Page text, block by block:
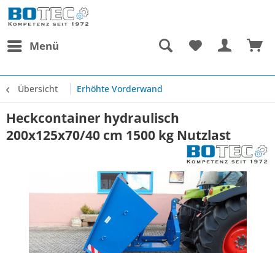
Menü
Übersicht Erhöhte Vorderwand
Heckcontainer hydraulisch
200x125x70/40 cm 1500 kg Nutzlast